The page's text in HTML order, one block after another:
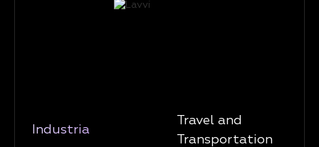
Industria
Travel and
Transportation